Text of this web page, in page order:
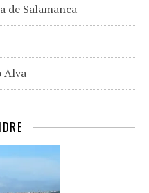
de Salamanca
Alva